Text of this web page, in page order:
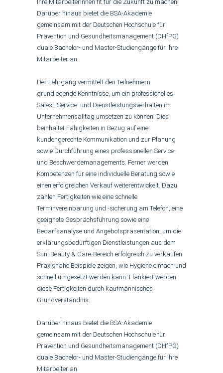
Ihre MitarbeiterInnen fit für die Zukunft zu machen!
Darüber hinaus bietet die BSA-Akademie
gemeinsam mit der Deutschen Hochschule für
Prävention und Gesundheitsmanagement (DHfPG)
duale Bachelor- und Master-Studiengänge für Ihre
Mitarbeiter an.
Der Lehrgang vermittelt den Teilnehmern
grundlegende Kenntnisse, um ein professionelles
Sales-, Service- und Dienstleistungsverhalten im
Unternehmensalltag umsetzen zu können. Dies
beinhaltet Fähigkeiten in Bezug auf eine
kundengerechte Kommunikation und zur Planung
sowie Durchführung eines professionellen Service-
und Beschwerdemanagements. Ferner werden
Kompetenzen für eine individuelle Beratung sowie
einen erfolgreichen Verkauf weiterentwickelt. Dazu
zählen Fertigkeiten wie eine schnelle
Terminvereinbarung und -sicherung am Telefon, eine
geeignete Gesprächsführung sowie eine
Bedarfsanalyse und Angebotspräsentation, um die
erklärungsbedürftigen Dienstleistungen aus dem
Sun, Beauty & Care-Bereich erfolgreich zu verkaufen.
Praxisnahe Beispiele zeigen, wie Hygiene einfach und
schnell umgesetzt werden kann. Flankiert werden
diese Fertigkeiten durch kaufmännisches
Grundverständnis.
Darüber hinaus bietet die BSA-Akademie
gemeinsam mit der Deutschen Hochschule für
Prävention und Gesundheitsmanagement (DHfPG)
duale Bachelor- und Master-Studiengänge für Ihre
Mitarbeiter an.